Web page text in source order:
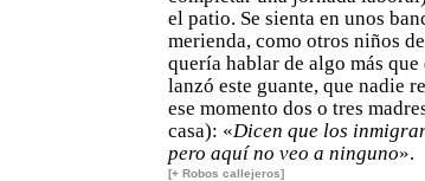
el patio. Se sienta en unos
merienda, como otros niños
quería hablar de algo más
lanzó este guante, que nadie
ese momento dos o tres
casa): «Dicen que los
pero aquí no veo a ninguno».
[+ Robos callejeros]